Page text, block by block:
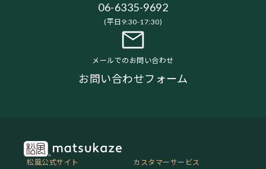
06-6335-9692
(平日9:30-17:30)
メールでのお問い合わせ
お問い合わせフォーム
松風公式サイト カスタマーサービス